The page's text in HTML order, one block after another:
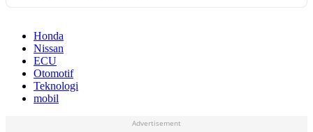
Honda
Nissan
ECU
Otomotif
Teknologi
mobil
Advertisement